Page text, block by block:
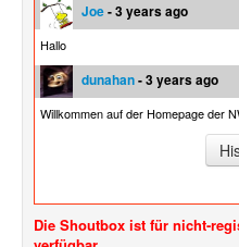
Joe- 3 years ago
Hallo
dunahan- 3 years ago
Willkommen auf der Homepage der
Die Shoutbox ist für nicht-